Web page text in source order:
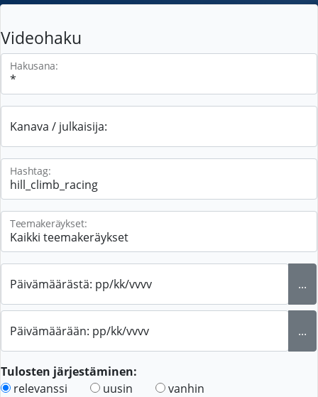
Videohaku
Hakusana:
Kanava / julkaisija:
Hashtag:
Teemakeräykset:
Päivämäärästä: pp/kk/vvvv ...
Päivämäärään: pp/kk/vvvv ...
Tulosten järjestäminen:
relevanssi
uusin vanhin